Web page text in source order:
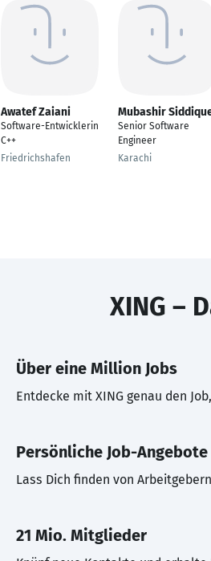
Awatef Zaiani
Software-Entwicklerin
C++
Friedrichshafen
Mubashir
Senior Software
Engineer
Karachi
XING –
Über eine Million Jobs
Entdecke mit XING genau den
Persönliche Job-Angebote
Lass Dich finden von
21 Mio. Mitglieder